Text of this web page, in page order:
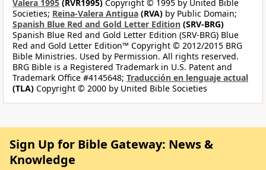
Valera 1995 (RVR1995) Copyright © 1995 by United Bible
Societies; Reina-Valera Antigua (RVA) by Public Domain;
Spanish Blue Red and Gold Letter Edition (SRV-BRG)
Spanish Blue Red and Gold Letter Edition (SRV-BRG) Blue
Red and Gold Letter Edition™ Copyright © 2012/2015 BRG
Bible Ministries. Used by Permission. All rights reserved.
BRG Bible is a Registered Trademark in U.S. Patent and
Trademark Office #4145648; Traducción en lenguaje actual
(TLA) Copyright © 2000 by United Bible Societies
Sign Up for Bible Gateway: News &
Knowledge